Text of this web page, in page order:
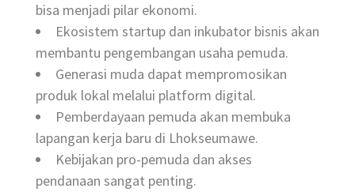
bisa menjadi pilar ekonomi.
Ekosistem startup dan inkubator bisnis akan
membantu pengembangan usaha pemuda.
Generasi muda dapat mempromosikan
produk lokal melalui platform digital.
Pemberdayaan pemuda akan membuka
lapangan kerja baru di Lhokseumawe.
Kebijakan pro-pemuda dan akses
pendanaan sangat penting.